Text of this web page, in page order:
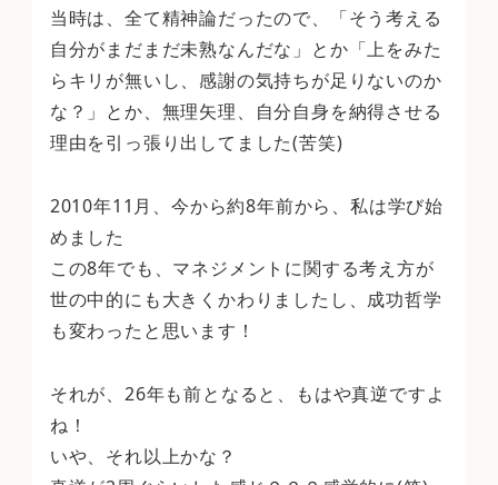
当時は、全て精神論だったので、「そう考える
自分がまだまだ未熟なんだな」とか「上をみた
らキリが無いし、感謝の気持ちが足りないのか
な？」とか、無理矢理、自分自身を納得させる
理由を引っ張り出してました(苦笑)
2010年11月、今から約8年前から、私は学び始
めました
この8年でも、マネジメントに関する考え方が
世の中的にも大きくかわりましたし、成功哲学
も変わったと思います！
それが、26年も前となると、もはや真逆ですよ
ね！
いや、それ以上かな？